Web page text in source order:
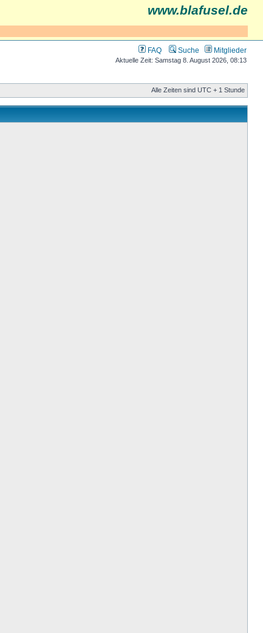
www.blafusel.de
FAQ Suche Mitglieder
Aktuelle Zeit: Samstag 8. August 2026, 08:13
Alle Zeiten sind UTC + 1 Stunde